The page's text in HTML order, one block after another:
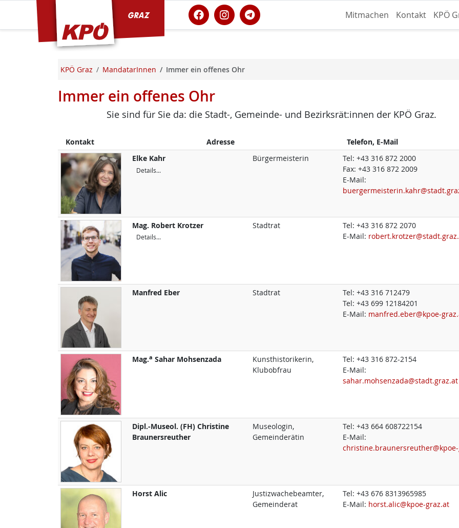
Mitmachen Kontakt KPÖ
KPÖ Graz MandatarInnen Immer ein offenes Ohr
Immer ein offenes Ohr
Sie sind für Sie da: die Stadt-, Gemeinde- und Bezirksrät:innen der KPÖ Graz.
Kontakt Adresse
Telefon, E-Mail
Elke Kahr
Details...
Bürgermeisterin Tel:+43 316 872 2000
Fax:+43 316 872 2009
E-Mail:
Mag. Robert Krotzer
Details...
Stadtrat Tel:+43 316 872 2070
E-Mail:
Manfred Eber Stadtrat Tel:+43 316 712479
Tel:+43 699 12184201
E-Mail: manfred.eber@kpoe-
Mag.a Sahar Mohsenzada
Kunsthistorikerin,
Klubobfrau
Tel:+43 316 872-2154
E-Mail:
sahar.mohsenzada@stadt.graz.at
Dipl.-Museol. (FH) Christine
Braunersreuther
Museologin,
Gemeinderätin
Tel:+43 664 608722154
E-Mail:
Horst Alic
Justizwachebeamter,
Gemeinderat
Tel:+43 676 8313965985
E-Mail: horst.alic@kpoe-graz.at